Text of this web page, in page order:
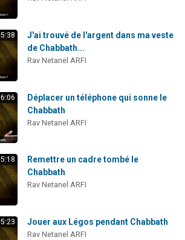
Il reste 49 places pour étudier en groupe sur Zoom
12 nouvelles musiques dans Torah-Box Music
5:38
J'ai trouvé de l'argent dans ma veste
de Chabbath...
Rav Netanel ARFI
6:06
Déplacer un téléphone qui sonne le
Chabbath
Rav Netanel ARFI
5:18
Remettre un cadre tombé le
Chabbath
Rav Netanel ARFI
5:23 Jouer aux Légos pendant Chabbath
Rav Netanel ARFI